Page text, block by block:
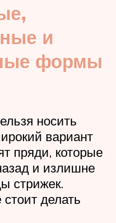
и
формы
носить
вариант
пряди, которые
и излишне
стрижек.
делать